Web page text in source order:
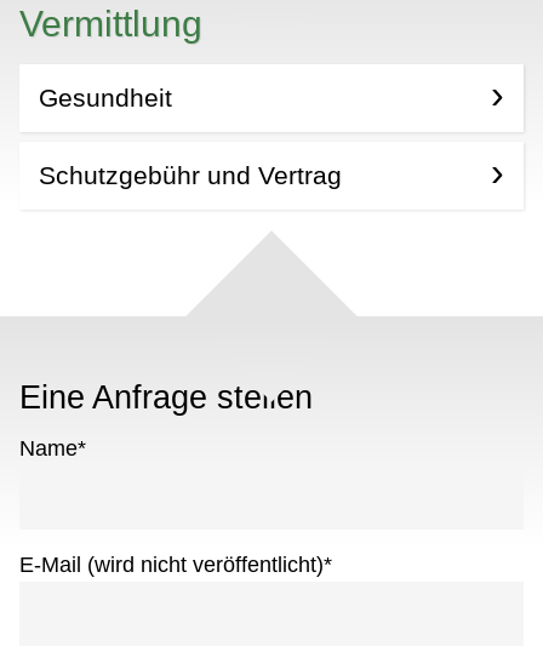
Vermittlung
Gesundheit
Schutzgebühr und Vertrag
Eine Anfrage stellen
Name*
E-Mail (wird nicht veröffentlicht)*